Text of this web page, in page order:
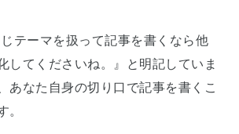
テーマを扱って記事を書くなら他
してくださいね。』と明記していま
あなた自身の切り口で記事を書くこ
。